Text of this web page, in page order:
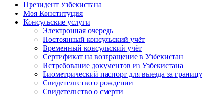
Президент Узбекистана
Моя Конституция
Консульские услуги
Электронная очередь
Постоянный консульский учёт
Временный консульский учёт
Сертификат на возвращение в Узбекистан
Истребование документов из Узбекистана
Биометрический паспорт для выезда за границу
Свидетельство о рождении
Свидетельство о смерти